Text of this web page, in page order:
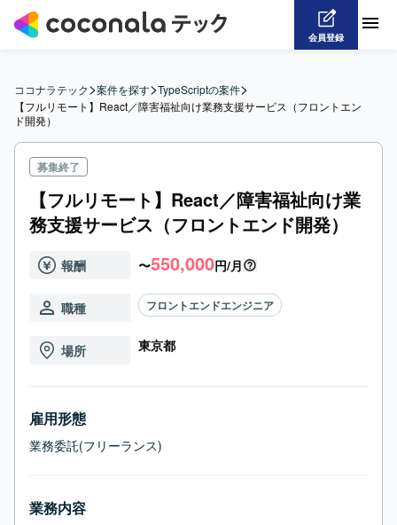
会員登録
ココナラテック>案件を探す>TypeScriptの案件>
【フルリモート】React／障害福祉向け業務支援サービス（フロントエン
ド開発）
募集終了
【フルリモート】React／障害福祉向け業
務支援サービス（フロントエンド開発）
報酬 〜550,000円/月
職種 フロントエンドエンジニア
場所 東京都
雇用形態
業務委託(フリーランス)
業務内容